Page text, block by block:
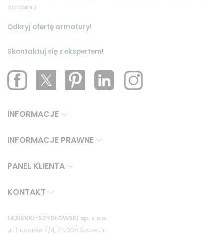
do domu.
Odkryj ofertę armatury!
Skontaktuj się z ekspertem!
INFORMACJE
INFORMACJE PRAWNE
PANEL KLIENTA
KONTAKT
ŁAZIENKI-SZYDŁOWSKI sp. z o.o.
ul. Husarów 7/4, 71-005 Szczecin